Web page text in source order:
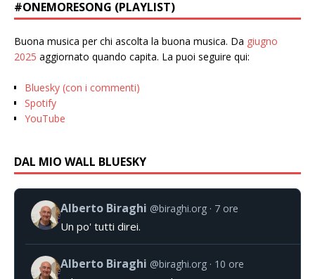
#ONEMORESONG (PLAYLIST)
Buona musica per chi ascolta la buona musica. Da giugno
2025 aggiornato quando capita. La puoi seguire qui:
Bluesky (con i commenti)
Spotify
YouTube
DAL MIO WALL BLUESKY
Alberto Biraghi @biraghi.org 7 ore
Un po' tutti direi.
Alberto Biraghi @biraghi.org 10 ore